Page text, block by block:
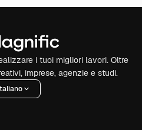
i tuoi migliori lavori. Oltre
imprese, agenzie e studi.